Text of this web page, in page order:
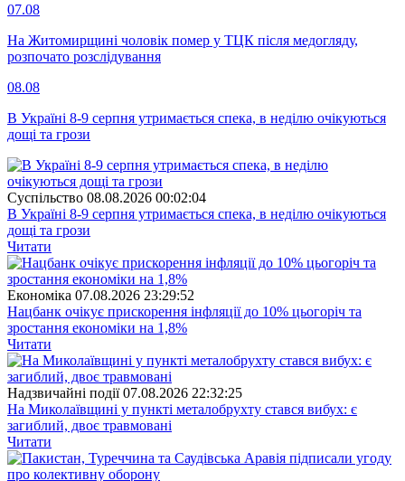
07.08
На Житомирщині чоловік помер у ТЦК після медогляду,
розпочато розслідування
08.08
В Україні 8-9 серпня утримається спека, в неділю очікуються
дощі та грози
Суспiльство 08.08.2026 00:02:04
В Україні 8-9 серпня утримається спека, в неділю очікуються
дощі та грози
Читати
Економіка 07.08.2026 23:29:52
Нацбанк очікує прискорення інфляції до 10% цьогоріч та
зростання економіки на 1,8%
Читати
Надзвичайні події 07.08.2026 22:32:25
На Миколаївщині у пункті металобрухту стався вибух: є
загиблий, двоє травмовані
Читати